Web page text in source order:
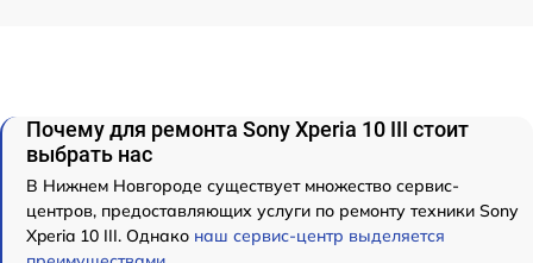
Почему для ремонта Sony Xperia 10 III стоит
выбрать нас
В Нижнем Новгороде существует множество сервис-
центров, предоставляющих услуги по ремонту техники Sony
Xperia 10 III. Однако наш сервис-центр выделяется